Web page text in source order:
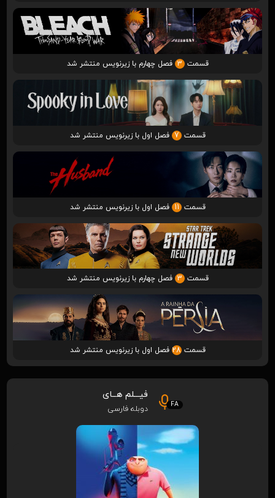
قسمت 3 فصل چهارم با زیرنویس منتشر شد
قسمت 7 فصل اول با زیرنویس منتشر شد
قسمت 11 فصل اول با زیرنویس منتشر شد
قسمت 3 فصل چهارم با زیرنویس منتشر شد
قسمت28 فصل اول با زیرنویس منتشر شد
FA
فیـــلم هــای
دوبله فارسی